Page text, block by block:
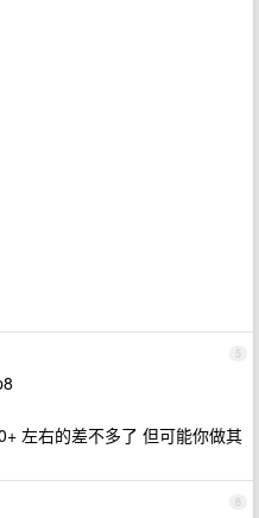
5
左右的差不多了 但可能你做其
6